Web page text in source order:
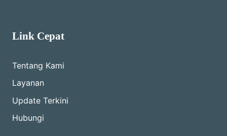
Link Cepat
Tentang Kami
Layanan
Update Terkini
Hubungi